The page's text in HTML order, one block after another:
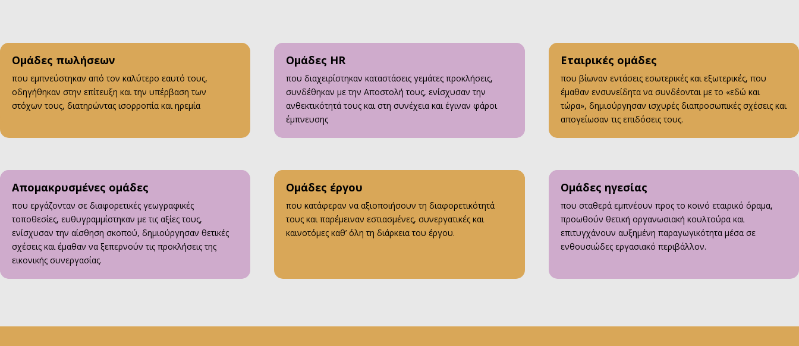
Ομάδες πωλήσεων
που εμπνεύστηκαν από τον καλύτερο εαυτό τους,
οδηγήθηκαν στην επίτευξη και την υπέρβαση των
στόχων τους, διατηρώντας ισορροπία και ηρεμία
Ομάδες HR
που διαχειρίστηκαν καταστάσεις γεμάτες προκλήσεις,
συνδέθηκαν με την Αποστολή τους, ενίσχυσαν την
ανθεκτικότητά τους και στη συνέχεια και έγιναν φάροι
έμπνευσης
Εταιρικές ομάδες
που βίωναν εντάσεις εσωτερικές και εξωτερικές, που
έμαθαν ενσυνείδητα να συνδέονται με το «εδώ και
τώρα», δημιούργησαν ισχυρές διαπροσωπικές σχέσεις και
απογείωσαν τις επιδόσεις τους.
Απομακρυσμένες ομάδες
που εργάζονταν σε διαφορετικές γεωγραφικές
τοποθεσίες, ευθυγραμμίστηκαν με τις αξίες τους,
ενίσχυσαν την αίσθηση σκοπού, δημιούργησαν θετικές
σχέσεις και έμαθαν να ξεπερνούν τις προκλήσεις της
εικονικής συνεργασίας.
Ομάδες έργου
που κατάφεραν να αξιοποιήσουν τη διαφορετικότητά
τους και παρέμειναν εστιασμένες, συνεργατικές και
καινοτόμες καθ’ όλη τη διάρκεια του έργου.
Ομάδες ηγεσίας
που σταθερά εμπνέουν προς το κοινό εταιρικό όραμα,
προωθούν θετική οργανωσιακή κουλτούρα και
επιτυγχάνουν αυξημένη παραγωγικότητα μέσα σε
ενθουσιώδες εργασιακό περιβάλλον.